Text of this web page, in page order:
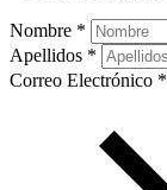
Nombre *
Apellidos *
Correo Electrónico *